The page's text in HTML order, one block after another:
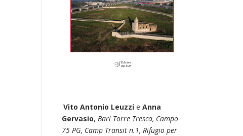
Vito Antonio Leuzzie Anna
Gervasio, Bari Torre Tresca, Campo
75 PG, Camp Transit n.1, Rifugio per